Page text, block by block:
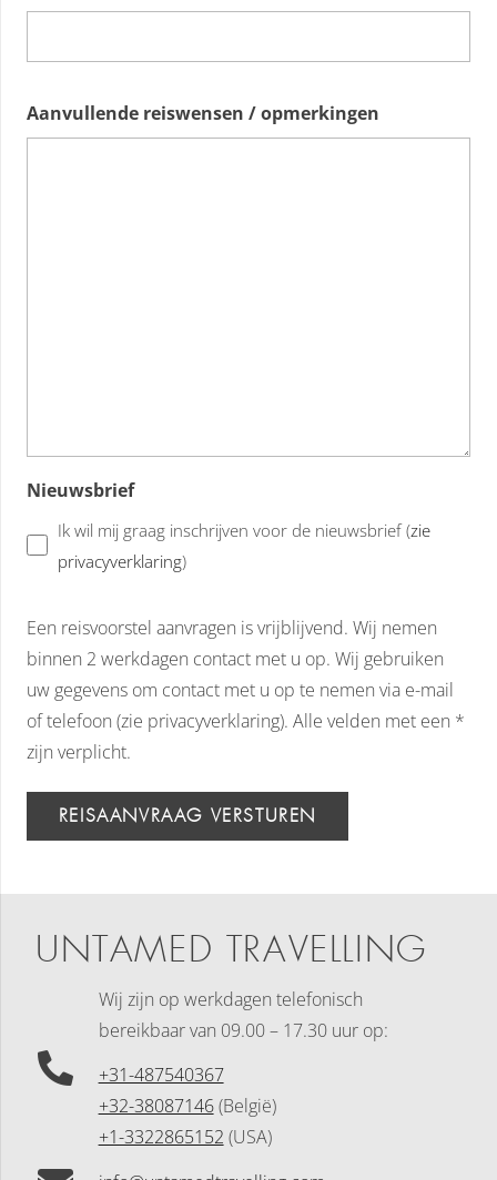
Aanvullende reiswensen / opmerkingen
Nieuwsbrief
Ik wil mij graag inschrijven voor de nieuwsbrief (zie
privacyverklaring)
Een reisvoorstel aanvragen is vrijblijvend. Wij nemen
binnen 2 werkdagen contact met u op. Wij gebruiken
uw gegevens om contact met u op te nemen via e-mail
of telefoon (zie privacyverklaring). Alle velden met een *
zijn verplicht.
REISAANVRAAG VERSTUREN
UNTAMED TRAVELLING
Wij zijn op werkdagen telefonisch
bereikbaarvan 09.00 – 17.30 uur op:
+31-487540367
+32-38087146(België)
+1-3322865152 (USA)